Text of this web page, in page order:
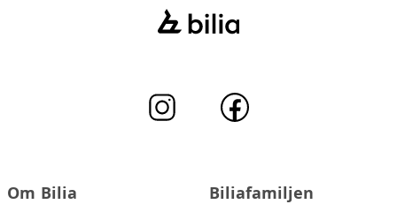
Om Bilia Biliafamiljen